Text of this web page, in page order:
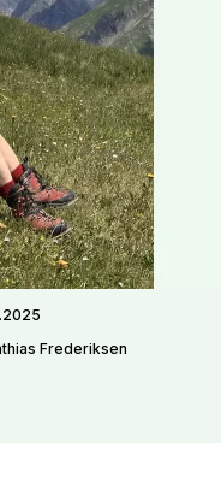
Frederiksen